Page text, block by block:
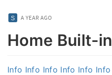
A YEAR AGO
Home Built-in
Info Info Info Info Info Info